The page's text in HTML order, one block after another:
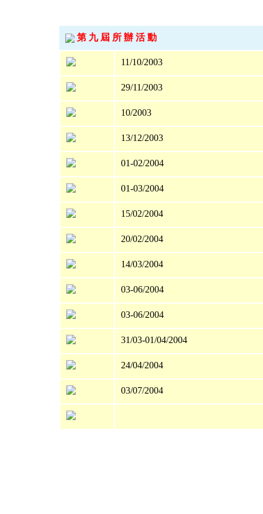
第 九 屆 所 辦 活 動
11/10/2003
29/11/2003
10/2003
13/12/2003
01-02/2004
01-03/2004
15/02/2004
20/02/2004
14/03/2004
03-06/2004
03-06/2004
31/03-01/04/2004
24/04/2004
03/07/2004